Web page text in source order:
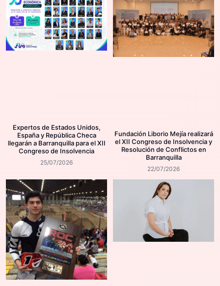
Expertos de Estados Unidos,
España y República Checa
llegarán a Barranquilla para el XII
Congreso de Insolvencia
25/07/2026
Fundación Liborio Mejía realizará
el XII Congreso de Insolvencia y
Resolución de Conflictos en
Barranquilla
22/07/2026